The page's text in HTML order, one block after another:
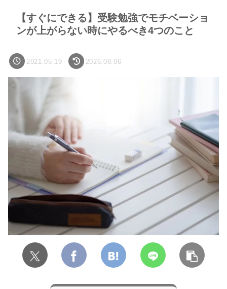
【すぐにできる】受験勉強でモチベーショ
ンが上がらない時にやるべき4つのこと
2021.05.19 2026.08.06